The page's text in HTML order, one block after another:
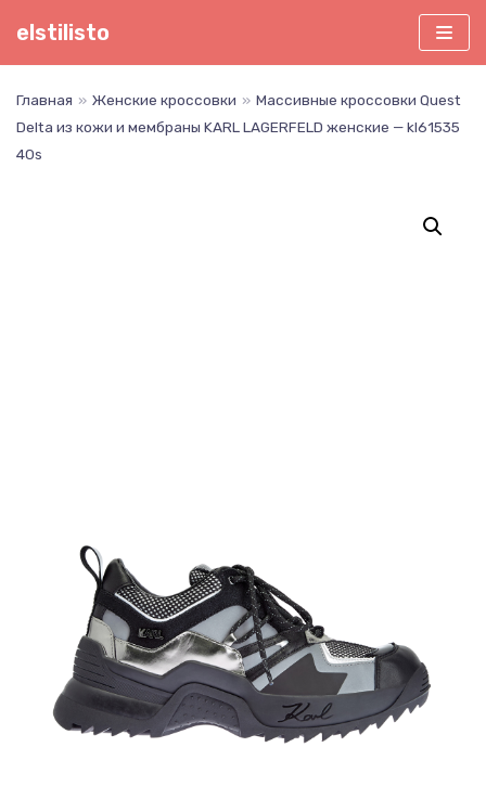
Перейти
elstilisto
Главная » Женские кроссовки » Массивные кроссовки Quest
Delta из кожи и мембраны KARL LAGERFELD женские — kl61535
40s